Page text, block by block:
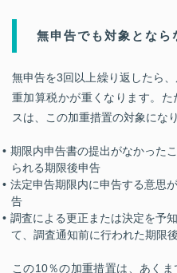
無申告でも対象となら
無申告を3回以上繰り返したら
重加算税かが重くなります。
スは、この加重措置の対象にな
期限内申告書の提出がなかった
られる期限後申告
法定申告期限内に申告する意思
告
調査による更正または決定を予
て、調査通知前に行われた期限
この10％の加重措置は、あく